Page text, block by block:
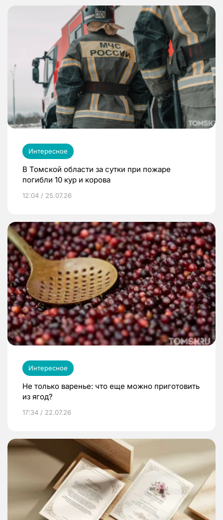
Интересное
В Томской области за сутки при пожаре
погибли 10 кур и корова
12:04 / 25.07.26
Интересное
Не только варенье: что еще можно приготовить
из ягод?
17:34 / 22.07.26